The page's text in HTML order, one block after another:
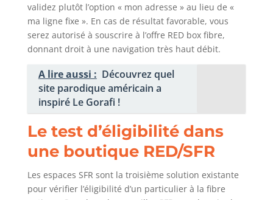
validez plutôt l’option « mon adresse » au lieu de «
ma ligne fixe ». En cas de résultat favorable, vous
serez autorisé à souscrire à l’offre RED box fibre,
donnant droit à une navigation très haut débit.
A lire aussi : Découvrez quel
site parodique américain a
inspiré Le Gorafi !
Le test d’éligibilité dans
une boutique RED/SFR
Les espaces SFR sont la troisième solution existante
pour vérifier l’éligibilité d’un particulier à la fibre